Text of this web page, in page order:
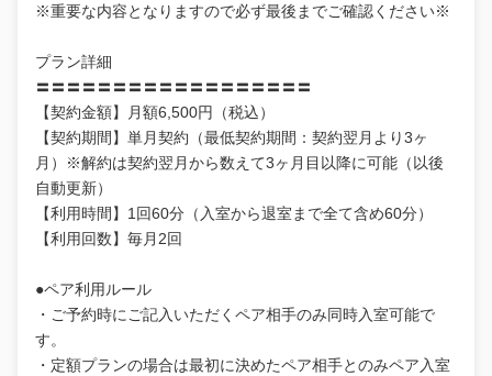
※重要な内容となりますので必ず最後までご確認ください※
プラン詳細
〓〓〓〓〓〓〓〓〓〓〓〓〓〓〓〓〓〓
【契約金額】月額6,500円（税込）
【契約期間】単月契約（最低契約期間：契約翌月より3ヶ
月）※解約は契約翌月から数えて3ヶ月目以降に可能（以後
自動更新）
【利用時間】1回60分（入室から退室まで全て含め60分）
【利用回数】毎月2回
●ペア利用ルール
・ご予約時にご記入いただくペア相手のみ同時入室可能で
す。
・定額プランの場合は最初に決めたペア相手とのみペア入室